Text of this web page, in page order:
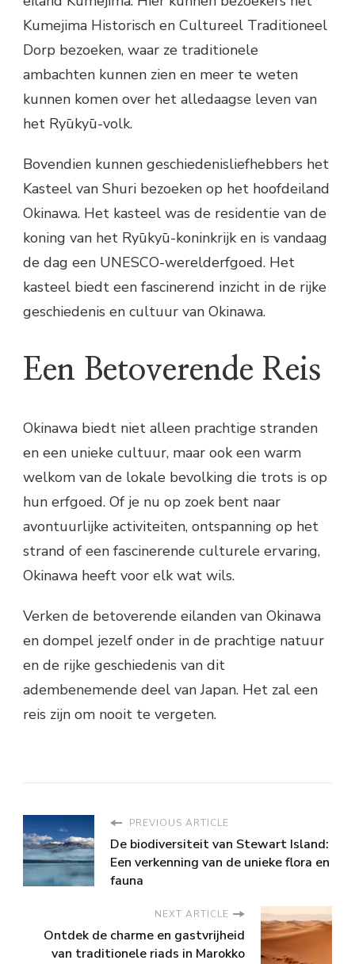
Kumejima Historisch en Cultureel Traditioneel
Dorp bezoeken, waar ze traditionele
ambachten kunnen zien en meer te weten
kunnen komen over het alledaagse leven van
het Ryūkyū-volk.
Bovendien kunnen geschiedenisliefhebbers het
Kasteel van Shuri bezoeken op het hoofdeiland
Okinawa. Het kasteel was de residentie van de
koning van het Ryūkyū-koninkrijk en is vandaag
de dag een UNESCO-werelderfgoed. Het
kasteel biedt een fascinerend inzicht in de rijke
geschiedenis en cultuur van Okinawa.
Een Betoverende Reis
Okinawa biedt niet alleen prachtige stranden
en een unieke cultuur, maar ook een warm
welkom van de lokale bevolking die trots is op
hun erfgoed. Of je nu op zoek bent naar
avontuurlijke activiteiten, ontspanning op het
strand of een fascinerende culturele ervaring,
Okinawa heeft voor elk wat wils.
Verken de betoverende eilanden van Okinawa
en dompel jezelf onder in de prachtige natuur
en de rijke geschiedenis van dit
adembenemende deel van Japan. Het zal een
reis zijn om nooit te vergeten.
PREVIOUS ARTICLE
De biodiversiteit van Stewart Island:
Een verkenning van de unieke flora en
fauna
NEXT ARTICLE
Ontdek de charme en gastvrijheid
van traditionele riads in Marokko